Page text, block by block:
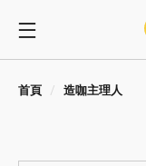
首頁 造咖主理人